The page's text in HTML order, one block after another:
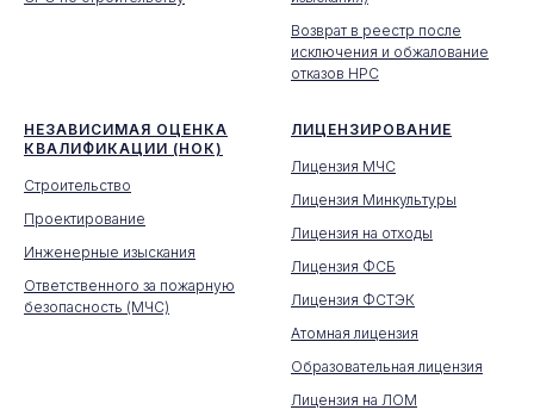
Возврат в реестр после
исключения и обжалование
отказов НРС
НЕЗАВИСИМАЯ ОЦЕНКА
КВАЛИФИКАЦИИ (НОК)
Строительство
Проектирование
Инженерные изыскания
Ответственного за пожарную
безопасность (МЧС)
ЛИЦЕНЗИРОВАНИЕ
Лицензия МЧС
Лицензия Минкультуры
Лицензия на отходы
Лицензия ФСБ
Лицензия ФСТЭК
Атомная лицензия
Образовательная лицензия
Лицензия на ЛОМ